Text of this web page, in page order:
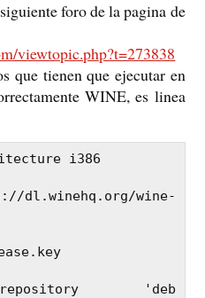
foro de la pagina de
viewtopic.php?t=273838
que tienen que ejecutar en
WINE, es linea
i386
wine-
'deb